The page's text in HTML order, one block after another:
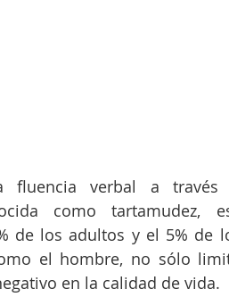
fluencia verbal a través
como tartamudez,
de los adultos y el 5% de
el hombre, no sólo
en la calidad de vida.